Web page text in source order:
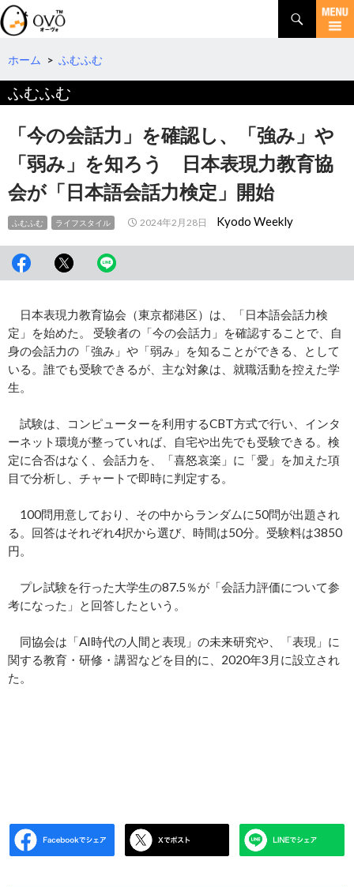
検
索
コ
テ
へ
ホーム > ふむふむ
ふむふむ
「今の会話力」を確認し、「強み」や
「弱み」を知ろう 日本表現力教育協
会が「日本語会話力検定」開始
ふむふむ ライフスタイル 2024年2月28日 Kyodo Weekly
日本表現力教育協会（東京都港区）は、「日本語会話力検
定」を始めた。 受験者の「今の会話力」を確認することで、自
身の会話力の「強み」や「弱み」を知ることができる、として
いる。誰でも受験できるが、主な対象は、就職活動を控えた学
生。
試験は、コンピューターを利用するCBT方式で行い、インタ
ーネット環境が整っていれば、自宅や出先でも受験できる。検
定に合否はなく、会話力を、「喜怒哀楽」に「愛」を加えた項
目で分析し、チャートで即時に判定する。
100問用意しており、その中からランダムに50問が出題され
る。回答はそれぞれ4択から選び、時間は50分。受験料は3850
円。
プレ試験を行った大学生の87.5％が「会話力評価について参
考になった」と回答したという。
同協会は「AI時代の人間と表現」の未来研究や、「表現」に
関する教育・研修・講習などを目的に、2020年3月に設立され
た。